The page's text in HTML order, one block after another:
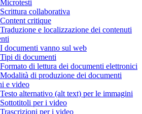
collaborativa
critique
e localizzazione dei contenuti
documenti vanno sul web
di documenti
di lettura dei documenti elettronici
di produzione dei documenti
e video
alternativo (alt text) per le immagini
per i video
per i video